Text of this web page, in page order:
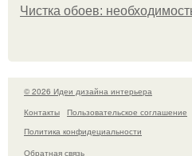
Чистка обоев:
© 2026 Идеи дизайна интерьера
Контакты
Пользовательское соглашение
Политика конфидециальности
Обратная связь